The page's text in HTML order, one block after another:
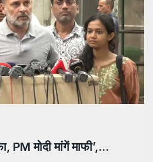
PM मोदी मांगें माफी’,…